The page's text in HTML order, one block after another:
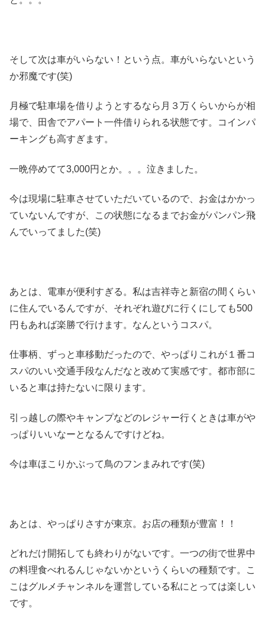
そして次は車がいらない！という点。車がいらないという
か邪魔です(笑)
月極で駐車場を借りようとするなら月３万くらいからが相
場で、田舎でアパート一件借りられる状態です。コインパ
ーキングも高すぎます。
一晩停めてて3,000円とか。。。泣きました。
今は現場に駐車させていただいているので、お金はかかっ
ていないんですが、この状態になるまでお金がパンパン飛
んでいってました(笑)
あとは、電車が便利すぎる。私は吉祥寺と新宿の間くらい
に住んでいるんですが、それぞれ遊びに行くにしても500
円もあれば楽勝で行けます。なんというコスパ。
仕事柄、ずっと車移動だったので、やっぱりこれが１番コ
スパのいい交通手段なんだなと改めて実感です。都市部に
いると車は持たないに限ります。
引っ越しの際やキャンプなどのレジャー行くときは車がや
っぱりいいなーとなるんですけどね。
今は車ほこりかぶって鳥のフンまみれです(笑)
あとは、やっぱりさすが東京。お店の種類が豊富！！
どれだけ開拓しても終わりがないです。一つの街で世界中
の料理食べれるんじゃないかというくらいの種類です。こ
こはグルメチャンネルを運営している私にとっては楽しい
です。